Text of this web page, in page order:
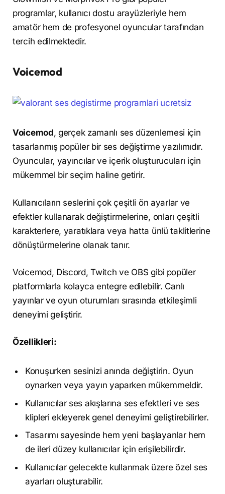
programlar, kullanıcı dostu arayüzleriyle hem
amatör hem de profesyonel oyuncular tarafından
tercih edilmektedir.
Voicemod
Voicemod, gerçek zamanlı ses düzenlemesi için
tasarlanmış popüler bir ses değiştirme yazılımıdır.
Oyuncular, yayıncılar ve içerik oluşturucuları için
mükemmel bir seçim haline getirir.
Kullanıcıların seslerini çok çeşitli ön ayarlar ve
efektler kullanarak değiştirmelerine, onları çeşitli
karakterlere, yaratıklara veya hatta ünlü taklitlerine
dönüştürmelerine olanak tanır.
Voicemod, Discord, Twitch ve OBS gibi popüler
platformlarla kolayca entegre edilebilir. Canlı
yayınlar ve oyun oturumları sırasında etkileşimli
deneyimi geliştirir.
Özellikleri:
Konuşurken sesinizi anında değiştirin. Oyun
oynarken veya yayın yaparken mükemmeldir.
Kullanıcılar ses akışlarına ses efektleri ve ses
klipleri ekleyerek genel deneyimi geliştirebilirler.
Tasarımı sayesinde hem yeni başlayanlar hem
de ileri düzey kullanıcılar için erişilebilirdir.
Kullanıcılar gelecekte kullanmak üzere özel ses
ayarları oluşturabilir.